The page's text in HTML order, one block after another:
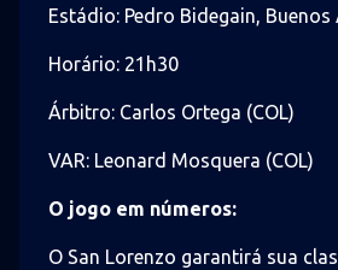
Estádio: Pedro Bidegain, Buenos
Horário: 21h30
Árbitro: Carlos Ortega (COL)
VAR: Leonard Mosquera (COL)
O jogo em números:
O San Lorenzo garantirá sua